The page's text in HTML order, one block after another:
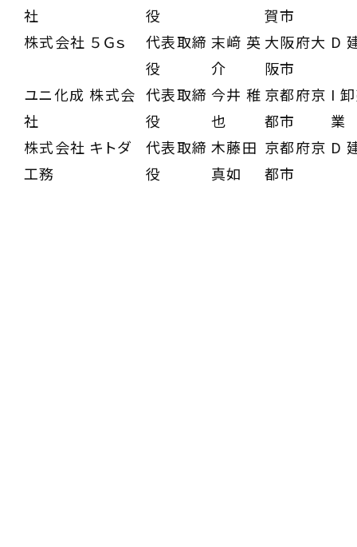
社
役
賀市
株式会社 ５Ｇｓ
代表取締
役
末﨑 英
介
大阪府大
阪市
D
ユニ化成 株式会
社
代表取締
役
今井 稚
也
京都府京
都市
I
業
株式会社 キトダ
工務
代表取締
役
木藤田
真如
京都府京
都市
D